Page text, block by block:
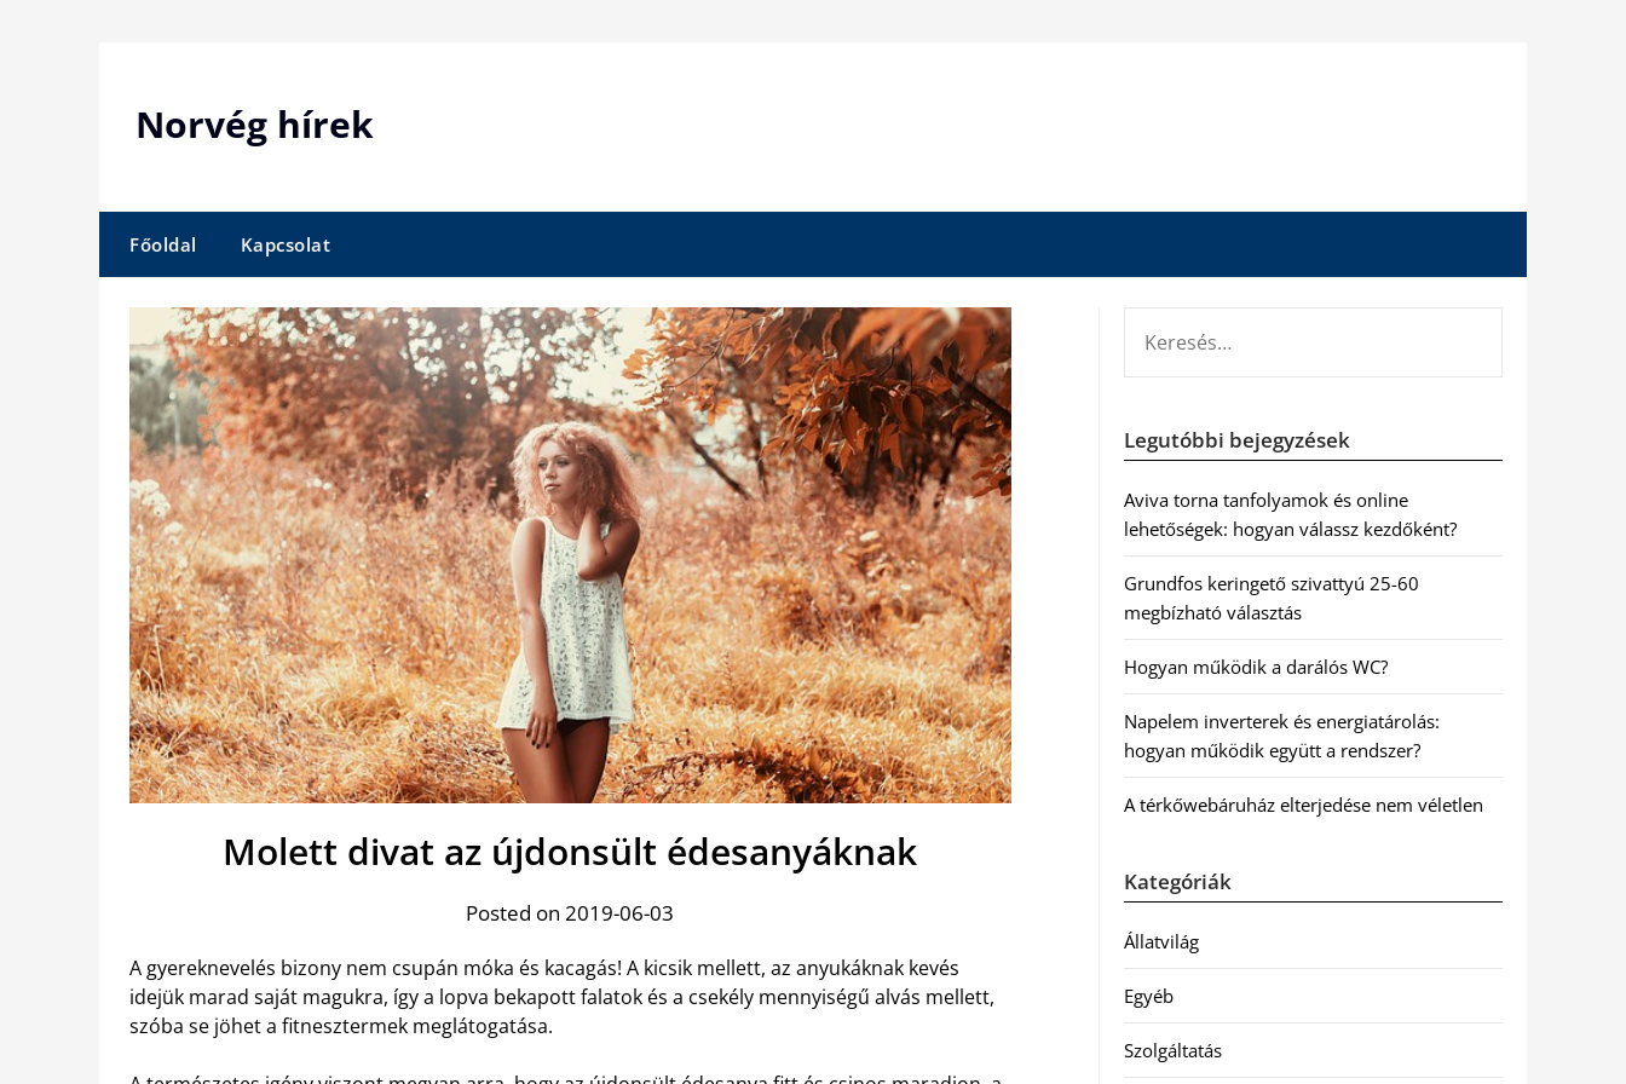
Norvég hírek
Főoldal Kapcsolat
Molett divat az újdonsült édesanyáknak
Posted on 2019-06-03
A gyereknevelés bizony nem csupán móka és kacagás! A kicsik mellett, az anyukáknak kevés
idejük marad saját magukra, így a lopva bekapott falatok és a csekély mennyiségű alvás mellett,
szóba se jöhet a fitnesztermek meglátogatása.
Legutóbbi bejegyzések
Aviva torna tanfolyamok és online
lehetőségek: hogyan válassz kezdőként?
Grundfos keringető szivattyú 25-60
megbízható választás
Hogyan működik a darálós WC?
Napelem inverterek és energiatárolás:
hogyan működik együtt a rendszer?
A térkőwebáruház elterjedése nem véletlen
Kategóriák
Állatvilág
Egyéb
Szolgáltatás